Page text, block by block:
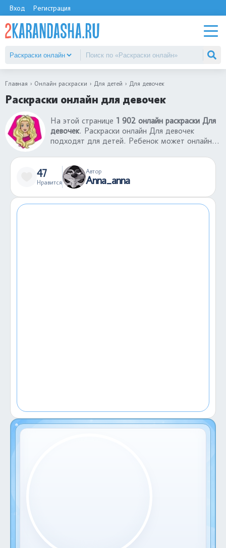
Вход Регистрация
Главная Онлайн раскраски Для детей Для девочек
Раскраски онлайн для девочек
На этой странице 1 902 онлайн раскраски Для
девочек. Раскраски онлайн Для девочек
подходят для детей. Ребенок может онлайн
со своему компьютера или телефона. Такие
игры в раскраски онлайн не только хорошее
развлечение, но еще и развитие творческих
навыков. С помощью раскрасок онлайн Для
сочетание цветов, их применение в том или
47
Нравится
Автор
Anna_anna